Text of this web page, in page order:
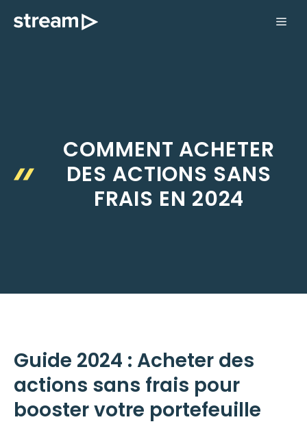
COMMENT ACHETER
DES ACTIONS SANS
FRAIS EN 2024
Guide 2024 : Acheter des
actions sans frais pour
booster votre portefeuille